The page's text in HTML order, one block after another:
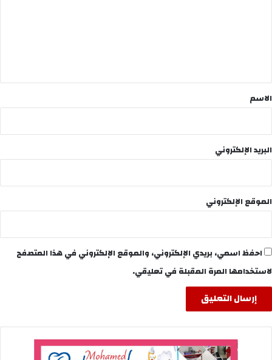
*
الاسم
البريد الإلكتروني
الموقع الإلكتروني
احفظ اسمي، بريدي الإلكتروني، والموقع الإلكتروني في هذا المتصفح
لاستخدامها المرة المقبلة في تعليقي.